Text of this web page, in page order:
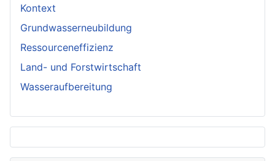
Kontext
Grundwasserneubildung
Ressourceneffizienz
Land- und Forstwirtschaft
Wasseraufbereitung